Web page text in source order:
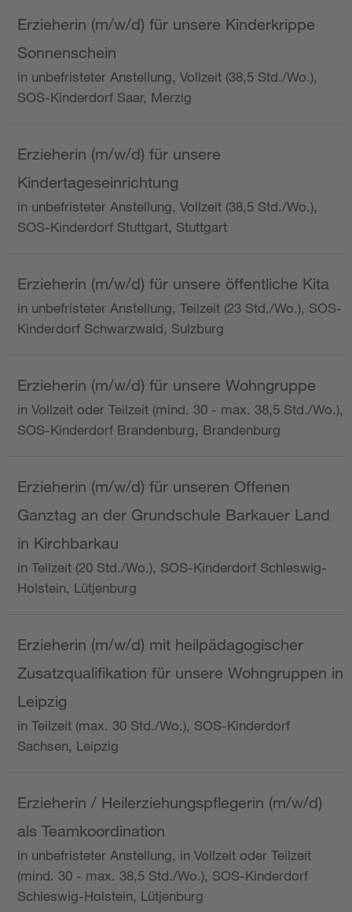
Erzieherin (m/w/d) für unsere Kinderkrippe
Sonnenschein
in unbefristeter Anstellung, Vollzeit (38,5 Std./Wo.),
SOS-Kinderdorf Saar, Merzig
Erzieherin (m/w/d) für unsere
Kindertageseinrichtung
in unbefristeter Anstellung, Vollzeit (38,5 Std./Wo.),
SOS-Kinderdorf Stuttgart, Stuttgart
Erzieherin (m/w/d) für unsere öffentliche Kita
in unbefristeter Anstellung, Teilzeit (23 Std./Wo.), SOS-
Kinderdorf Schwarzwald, Sulzburg
Erzieherin (m/w/d) für unsere Wohngruppe
in Vollzeit oder Teilzeit (mind. 30 - max. 38,5 Std./Wo.),
SOS-Kinderdorf Brandenburg, Brandenburg
Erzieherin (m/w/d) für unseren Offenen
Ganztag an der Grundschule Barkauer Land
in Kirchbarkau
in Teilzeit (20 Std./Wo.), SOS-Kinderdorf Schleswig-
Holstein, Lütjenburg
Erzieherin (m/w/d) mit heilpädagogischer
Zusatzqualifikation für unsere Wohngruppen in
Leipzig
in Teilzeit (max. 30 Std./Wo.), SOS-Kinderdorf
Sachsen, Leipzig
Erzieherin / Heilerziehungspflegerin (m/w/d)
als Teamkoordination
in unbefristeter Anstellung, in Vollzeit oder Teilzeit
(mind. 30 - max. 38,5 Std./Wo.), SOS-Kinderdorf
Schleswig-Holstein, Lütjenburg